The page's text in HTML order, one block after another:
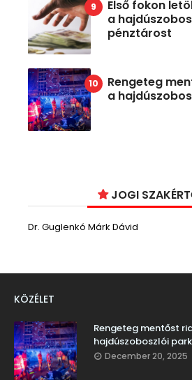
Első fokon
a
pénztárost
Rengeteg
a
JOGI
Dr. Guglenkó Márk Dávid
KÖZÉLET
Rengeteg mentőst
hajdúszoboszlói
December 20, 2025